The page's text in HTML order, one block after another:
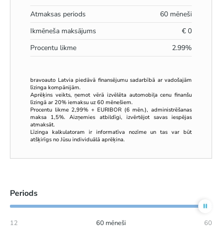
Atmaksas periods
60 mēneši
Ikmēneša maksājums
€ 0
Procentu likme
2.99%
bravoauto Latvia piedāvā finansējumu sadarbībā ar vadošajām
līzinga kompānijām.
Aprēķins veikts, ņemot vērā izvēlēta automobiļa cenu finanšu
līzingā ar 20% iemaksu uz 60 mēnešiem.
Procentu likme 2,99% + EURIBOR (6 mēn.), administrēšanas
maksa 1,5%. Aizņemies atbildīgi, izvērtējot savas iespējas
atmaksāt.
Līzinga kalkulatoram ir informatīva nozīme un tas var būt
atšķirīgs no Jūsu individuālā aprēķina.
Periods
12 60 mēneši 60